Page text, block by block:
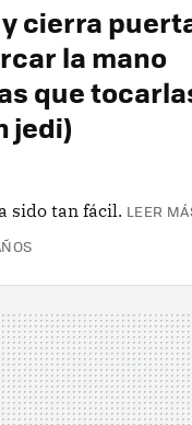
cierra
la mano
que
jedi)
sido tan fácil. LEER